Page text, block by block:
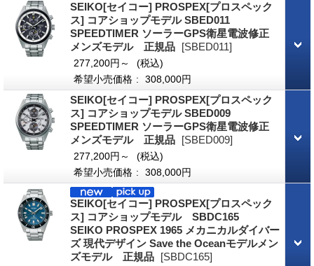
SEIKO[セイコー] PROSPEX[プロスペック
ス] コアショップモデル SBED011
SPEEDTIMER ソーラーGPS衛星電波修正
メンズモデル 正規品 [SBED011]
277,200円～
(税込)
希望小売価格 : 308,000円
SEIKO[セイコー] PROSPEX[プロスペック
ス] コアショップモデル SBED009
SPEEDTIMER ソーラーGPS衛星電波修正
メンズモデル 正規品 [SBED009]
277,200円～
(税込)
希望小売価格 : 308,000円
SEIKO[セイコー] PROSPEX[プロスペック
ス] コアショップモデル SBDC165
SEIKO PROSPEX 1965 メカニカルダイバー
ズ 現代デザイン Save the Oceanモデルメン
ズモデル 正規品 [SBDC165]